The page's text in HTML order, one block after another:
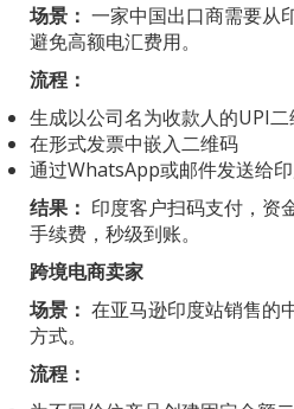
场景： 一家中国出口商需要从
避免高额电汇费用。
流程：
生成以公司名为收款人的UPI
在形式发票中嵌入二维码
通过WhatsApp或邮件发送给
结果： 印度客户扫码支付，资
手续费，秒级到账。
跨境电商卖家
场景： 在亚马逊印度站销售的
方式。
流程：